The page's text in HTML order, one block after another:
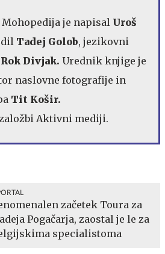
je napisal Uroš
Tadej Golob, jezikovni
Rok Divjak. Urednik knjige je
naslovne fotografije in
Tit Košir.
Aktivni mediji.
začetek Toura za
Pogačarja, zaostal je le za
specialistoma